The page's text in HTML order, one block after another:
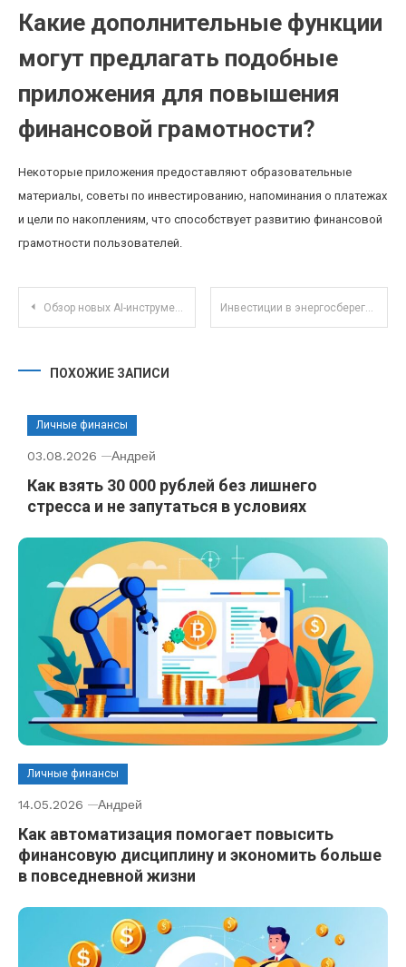
Какие дополнительные функции
могут предлагать подобные
приложения для повышения
финансовой грамотности?
Некоторые приложения предоставляют образовательные
материалы, советы по инвестированию, напоминания о платежах
и цели по накоплениям, что способствует развитию финансовой
грамотности пользователей.
Навигация по записям
Обзор новых AI-инструментов для автоматизации контент-мейкинга и редакторских задач Инвестиции в энергосберегающие технологии жилых зданий: перспективы и реальные кейсы
ПОХОЖИЕ ЗАПИСИ
Личные финансы
03.08.2026 Андрей
Как взять 30 000 рублей без лишнего
стресса и не запутаться в условиях
Личные финансы
14.05.2026 Андрей
Как автоматизация помогает повысить
финансовую дисциплину и экономить больше
в повседневной жизни